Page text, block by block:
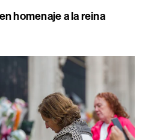
homenaje a la reina